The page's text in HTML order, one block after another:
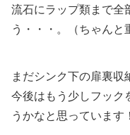
流石にラップ類まで全
う・・・。（ちゃんと
まだシンク下の扉裏
今後はもう少しフック
うかなと思っています！